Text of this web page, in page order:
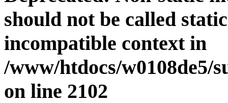
should not be called
incompatible context in
/www/htdocs/w0108de5/
on line 2102